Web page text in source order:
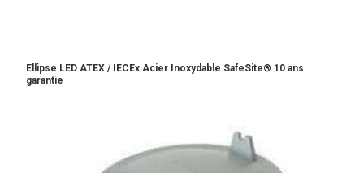
Ellipse LED ATEX / IECEx Acier Inoxydable SafeSite® 10 ans
garantie